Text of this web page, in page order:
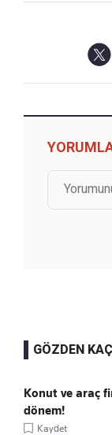
GÖZDEN
Konut ve araç
dönem!
Kaydet